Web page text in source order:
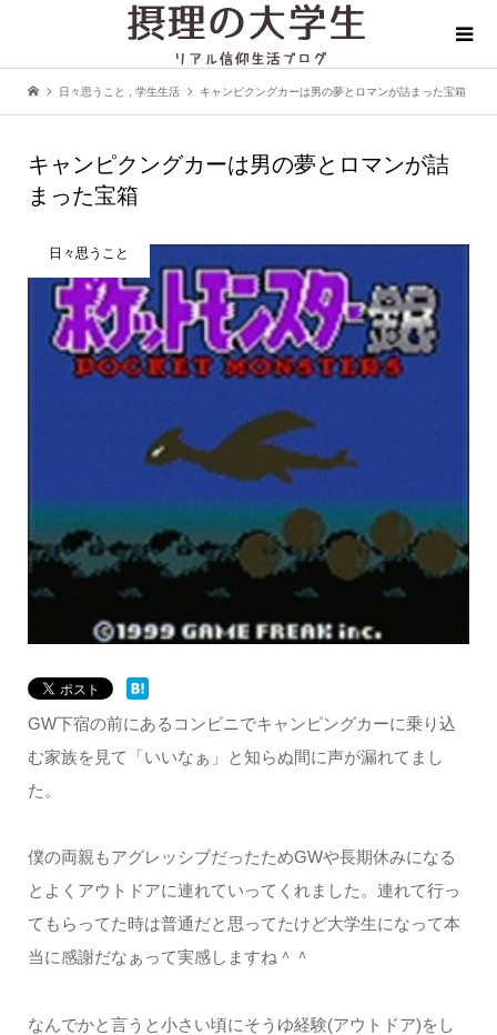
日々思うこと 学生生活 キャンピクングカーは男の夢とロマンが詰まった宝箱
キャンピクングカーは男の夢とロマンが詰
まった宝箱
日々思うこと
GW下宿の前にあるコンビニでキャンピングカーに乗り込
む家族を見て「いいなぁ」と知らぬ間に声が漏れてまし
た。
僕の両親もアグレッシブだったためGWや長期休みになる
とよくアウトドアに連れていってくれました。連れて行っ
てもらってた時は普通だと思ってたけど大学生になって本
当に感謝だなぁって実感しますね＾＾
なんでかと言うと小さい頃にそうゆ経験(アウトドア)をし